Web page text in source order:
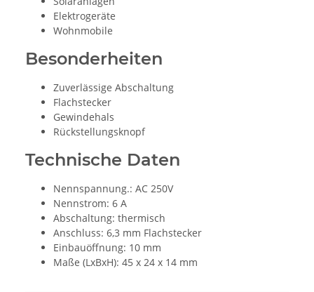
Elektrogeräte
Wohnmobile
Besonderheiten
Zuverlässige Abschaltung
Flachstecker
Gewindehals
Rückstellungsknopf
Technische Daten
Nennspannung.: AC 250V
Nennstrom: 6 A
Abschaltung: thermisch
Anschluss: 6,3 mm Flachstecker
Einbauöffnung: 10 mm
Maße (LxBxH): 45 x 24 x 14 mm